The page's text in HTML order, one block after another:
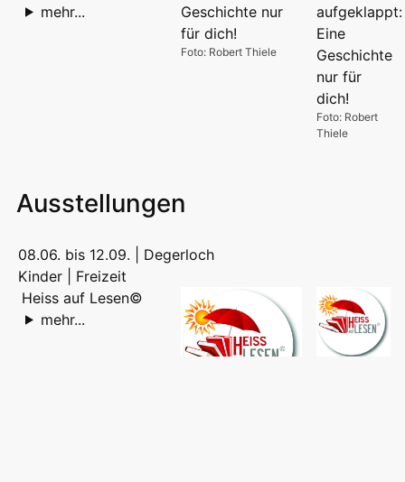
Foto: Robert
Thiele
Foto: Robert Thiele
mehr...
Ausstellungen
08.06. bis 12.09. | Degerloch
Kinder | Freizeit
Heiss auf Lesen©
mehr...